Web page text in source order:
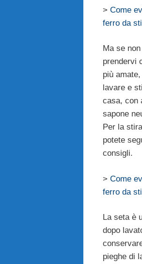
> Come
ferro da
Ma se
prendervi
più
lavare e
casa, con
sapone
Per la
potete
consigli.
> Come
ferro da
La seta è
dopo
pieghe di